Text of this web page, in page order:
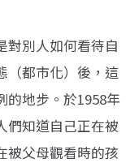
對別人如何看待自
（都市化）後，這
的地步。於1958年
們知道自己正在被
被父母觀看時的孩